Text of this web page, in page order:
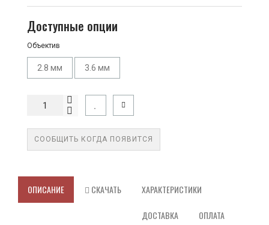
Доступные опции
Объектив
2.8 мм 3.6 мм
СООБЩИТЬ КОГДА ПОЯВИТСЯ
ОПИСАНИЕ СКАЧАТЬ ХАРАКТЕРИСТИКИ
ДОСТАВКА ОПЛАТА